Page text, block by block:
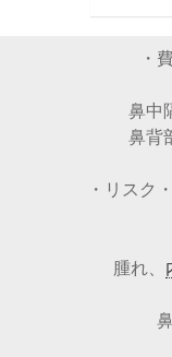
・
鼻
鼻背
・リスク・
腫れ、